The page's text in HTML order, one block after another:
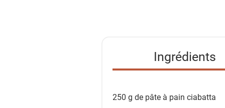
Ingrédients
250 g de pâte à pain ciabatta